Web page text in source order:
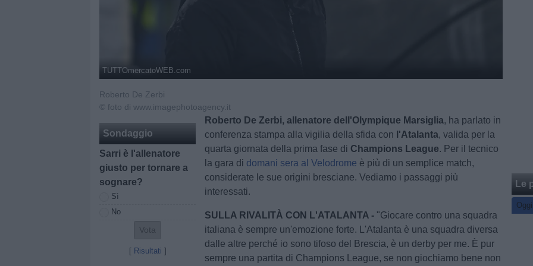
TUTTOmercatoWEB.com
Roberto De Zerbi
© foto di www.imagephotoagency.it
Sondaggio
Sarri è l'allenatore
giusto per tornare a
sognare?
Sì
No
[ Risultati ]
Roberto De Zerbi, allenatore dell'Olympique Marsiglia, ha parlato in
conferenza stampa alla vigilia della sfida con l'Atalanta, valida per la
quarta giornata della prima fase di Champions League. Per il tecnico
la gara di domani sera al Velodrome è più di un semplice match,
considerate le sue origini bresciane. Vediamo i passaggi più
interessati.
SULLA RIVALITÀ CON L'ATALANTA - "Giocare contro una squadra
italiana è sempre un'emozione forte. L'Atalanta è una squadra diversa
dalle altre perché io sono tifoso del Brescia, è un derby per me. È pur
sempre una partita di Champions League, se non giochiamo bene non
Le
Oggi